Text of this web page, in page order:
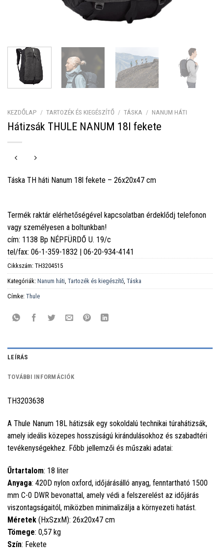
KEZDŐLAP / TARTOZÉK ÉS KIEGÉSZÍTŐ / TÁSKA / NANUM HÁTI
Hátizsák THULE NANUM 18l fekete
Táska TH háti Nanum 18l fekete – 26x20x47 cm
Termék raktár elérhetőségével kapcsolatban érdeklődj telefonon
vagy személyesen a boltunkban!
cím: 1138 Bp NÉPFÜRDŐ U. 19/c
tel/fax: 06-1-359-1832 | 06-20-934-4141
Cikkszám: TH3204515
Kategóriák: Nanum háti, Tartozék és kiegészítő, Táska
Címke: Thule
LEÍRÁS
TOVÁBBI INFORMÁCIÓK
TH3203638
A Thule Nanum 18L hátizsák egy sokoldalú technikai túrahátizsák,
amely ideális közepes hosszúságú kirándulásokhoz és szabadtéri
tevékenységekhez. Főbb jellemzői és műszaki adatai:
Űrtartalom: 18 liter
Anyaga: 420D nylon oxford, időjárásálló anyag, fenntartható 1500
mm C-0 DWR bevonattal, amely védi a felszerelést az időjárás
viszontagságaitól, miközben minimalizálja a környezeti hatást.
Méretek (HxSzxM): 26x20x47 cm
Tömege: 0,57 kg
Szín: Fekete